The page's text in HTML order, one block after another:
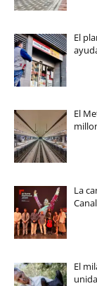
El
El
La
El